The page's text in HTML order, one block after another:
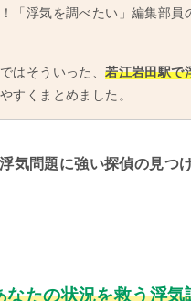
「浮気を調べたい」編集部員
はそういった、若江岩田駅で
すくまとめました。
気問題に強い探偵の見つ
なたの状況を救う浮